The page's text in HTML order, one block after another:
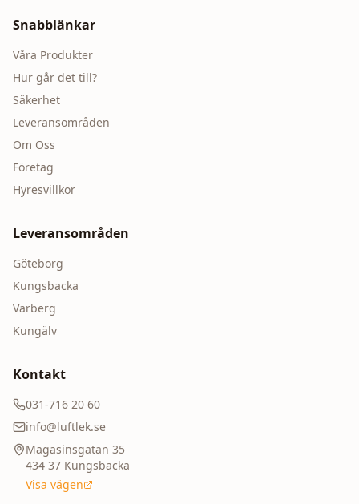
Prisgaranti
Snabblänkar
Våra Produkter
Hur går det till?
Säkerhet
Leveransområden
Om Oss
Företag
Hyresvillkor
Leveransområden
Göteborg
Kungsbacka
Varberg
Kungälv
Kontakt
031-716 20 60
info@luftlek.se
Magasinsgatan 35
434 37 Kungsbacka
Visa vägen